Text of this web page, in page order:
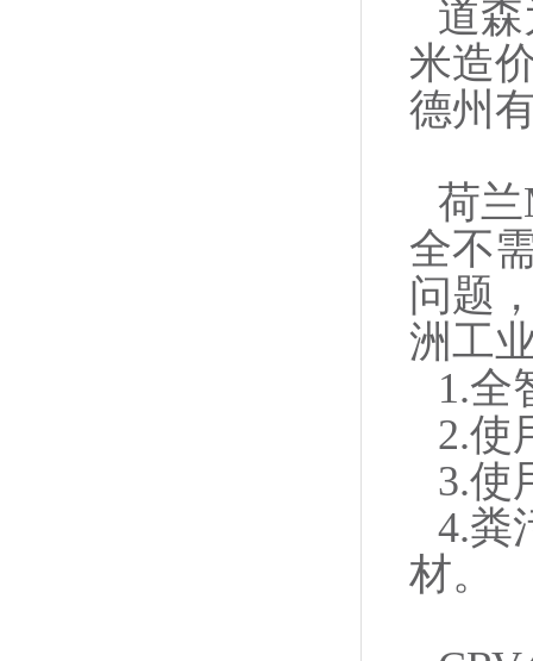
道
米造
德州
荷
全不
问题
洲工
1.全
2.使
3.使
4.粪
材。